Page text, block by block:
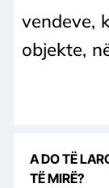
vendeve,
objekte,
A DO TË
TË MIRË?